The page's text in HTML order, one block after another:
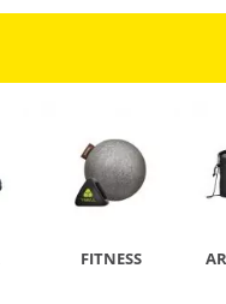
FITNESS